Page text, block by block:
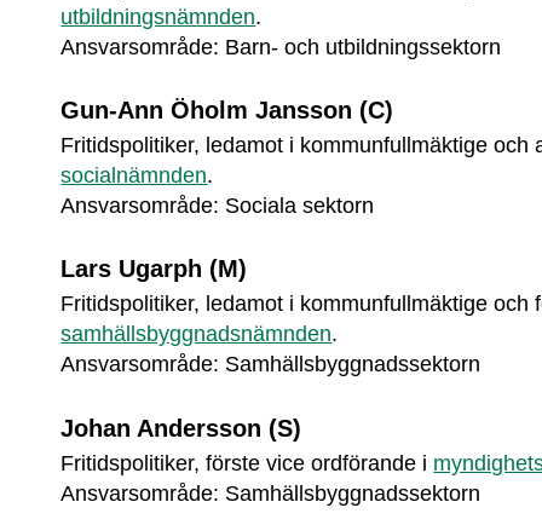
utbildningsnämnden.
Ansvarsområde: Barn- och utbildningssektorn
Gun-Ann Öholm Jansson (C)
socialnämnden.
Ansvarsområde: Sociala sektorn
Lars Ugarph (M)
samhällsbyggnadsnämnden.
Ansvarsområde: Samhällsbyggnadssektorn
Johan Andersson (S)
Fritidspolitiker, förste vice ordförande i
Ansvarsområde: Samhällsbyggnadssektorn